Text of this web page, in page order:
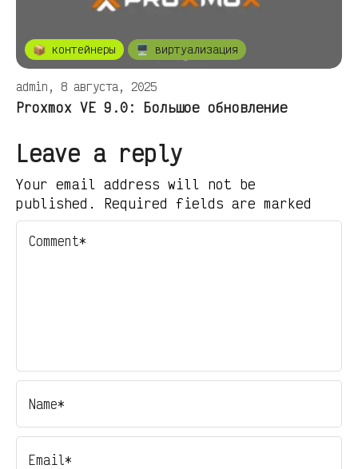
📦 контейнеры 🖥️ виртуализация
admin, 8 августа, 2025
Proxmox VE 9.0: Большое обновление
Leave a reply
Your email address will not be
published. Required fields are marked